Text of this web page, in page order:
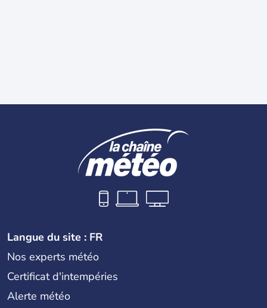
Langue du site : FR
Nos experts météo
Certificat d'intempéries
Alerte météo